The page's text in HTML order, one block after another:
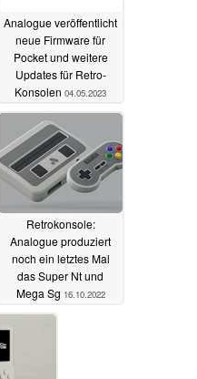
Analogue veröffentlicht
neue Firmware für
Pocket und weitere
Updates für Retro-
Konsolen 04.05.2023
Retrokonsole:
Analogue produziert
noch ein letztes Mal
das Super Nt und
Mega Sg 16.10.2022